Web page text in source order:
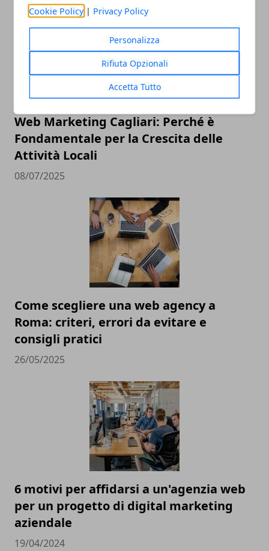
Cookie Policy | Privacy Policy
Personalizza
Rifiuta Opzionali
Accetta Tutto
Web Marketing Cagliari: Perché è
Fondamentale per la Crescita delle
Attività Locali
08/07/2025
Come scegliere una web agency a
Roma: criteri, errori da evitare e
consigli pratici
26/05/2025
6 motivi per affidarsi a un'agenzia web
per un progetto di digital marketing
aziendale
19/04/2024